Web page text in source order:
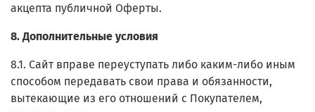
акцепта публичной Оферты.
8. Дополнительные условия
8.1. Сайт вправе переуступать либо каким-либо иным
способом передавать свои права и обязанности,
вытекающие из его отношений с Покупателем,